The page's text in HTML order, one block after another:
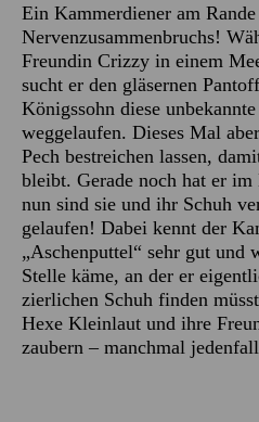
Ein Kammerdiener am Rande
Nervenzusammenbruchs!
Freundin Crizzy in einem
sucht er den gläsernen
Königssohn diese
weggelaufen. Dieses Mal
Pech bestreichen lassen,
bleibt. Gerade noch hat er
nun sind sie und ihr Schuh
gelaufen! Dabei kennt der
„Aschenputtel“ sehr gut und
Stelle käme, an der er
zierlichen Schuh finden
Hexe Kleinlaut und ihre
zaubern – manchmal